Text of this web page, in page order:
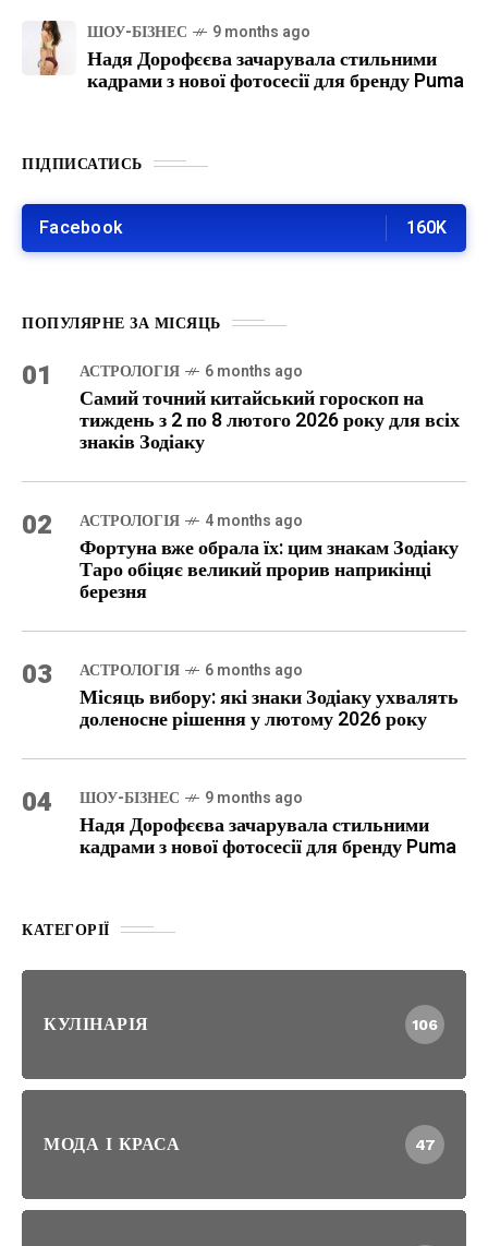
ШОУ-БІЗНЕС 9 months ago
Надя Дорофєєва зачарувала стильними
кадрами з нової фотосесії для бренду Puma
ПІДПИСАТИСЬ
Facebook 160K
ПОПУЛЯРНЕ ЗА МІСЯЦЬ
01 АСТРОЛОГІЯ 6 months ago
Самий точний китайський гороскоп на
тиждень з 2 по 8 лютого 2026 року для всіх
знаків Зодіаку
02 АСТРОЛОГІЯ 4 months ago
Фортуна вже обрала їх: цим знакам Зодіаку
Таро обіцяє великий прорив наприкінці
березня
03 АСТРОЛОГІЯ 6 months ago
Місяць вибору: які знаки Зодіаку ухвалять
доленосне рішення у лютому 2026 року
04 ШОУ-БІЗНЕС 9 months ago
Надя Дорофєєва зачарувала стильними
кадрами з нової фотосесії для бренду Puma
КАТЕГОРІЇ
КУЛІНАРІЯ 106
МОДА І КРАСА 47